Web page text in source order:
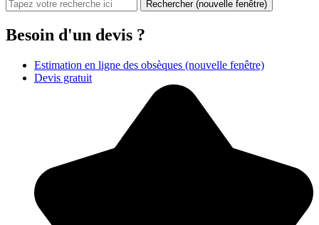
Rechercher (nouvelle fenêtre)
Besoin d'un devis ?
Estimation en ligne des obsèques (nouvelle fenêtre)
Devis gratuit